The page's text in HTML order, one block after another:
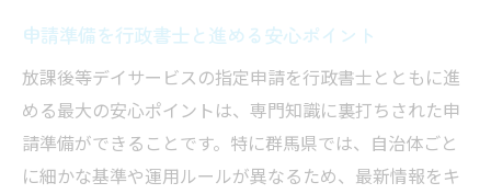
申請時の不安を減らす行政書士の具体的な
行政書士による申請前相談で安心を得る秘
訣
行政書士が対応する申請トラブル事例の紹
申請準備を行政書士と進める安心ポイント
放課後等デイサービスの指定申請を行政書士とともに進
める最大の安心ポイントは、専門知識に裏打ちされた申
請準備ができることです。特に群馬県では、自治体ごと
に細かな基準や運用ルールが異なるため、最新情報をキ